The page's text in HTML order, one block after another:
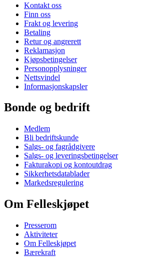
Kontakt oss
Finn oss
Frakt og levering
Betaling
Retur og angrerett
Reklamasjon
Kjøpsbetingelser
Personopplysninger
Nettsvindel
Informasjonskapsler
Bonde og bedrift
Medlem
Bli bedriftskunde
Salgs- og fagrådgivere
Salgs- og leveringsbetingelser
Fakturakopi og kontoutdrag
Sikkerhetsdatablader
Markedsregulering
Om Felleskjøpet
Presserom
Aktiviteter
Om Felleskjøpet
Bærekraft